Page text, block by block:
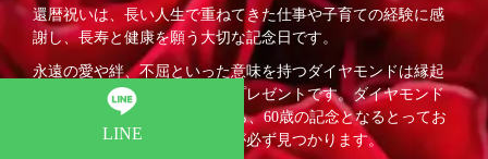
還暦祝いは、長い人生で重ねてきた仕事や子育ての経験に感
謝し、長寿と健康を願う大切な記念日です。
永遠の愛や絆、不屈といった意味を持つダイヤモンドは縁起
が良く、還暦祝いにも最適なプレゼントです。ダイヤモンド
ジュエリーに特化したLuxyなら、60歳の記念となるとってお
きのダイヤモンドジュエリーが必ず見つかります。
LINE